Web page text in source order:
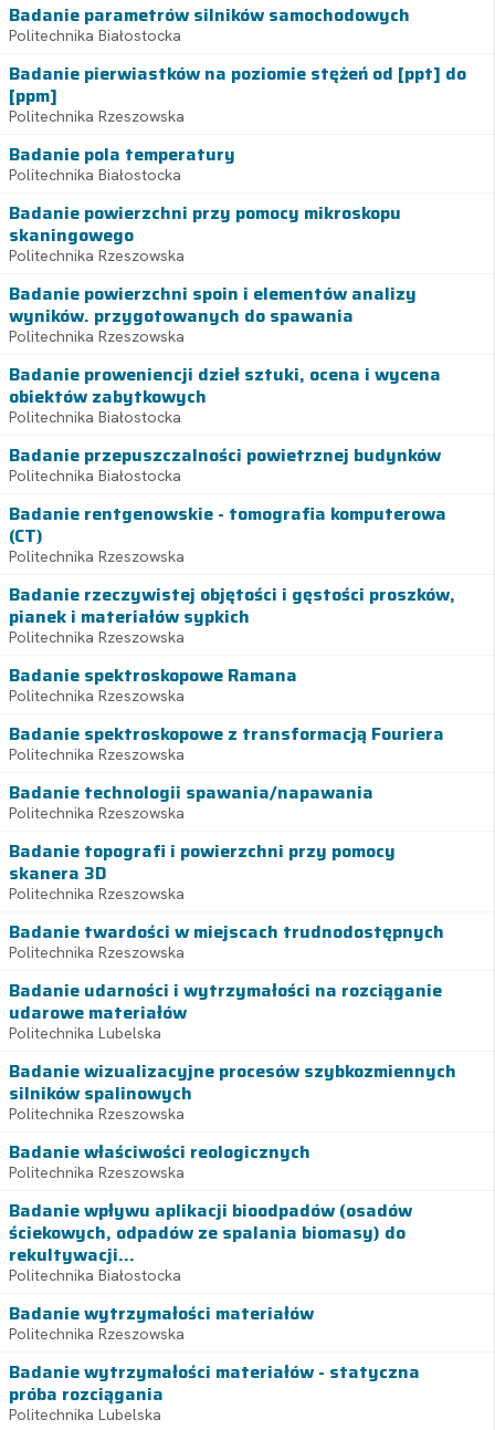
Badanie parametrów silników samochodowych
Politechnika Białostocka
Badanie pierwiastków na poziomie stężeń od [ppt] do
[ppm]
Politechnika Rzeszowska
Badanie pola temperatury
Politechnika Białostocka
Badanie powierzchni przy pomocy mikroskopu
skaningowego
Politechnika Rzeszowska
Badanie powierzchni spoin i elementów analizy
wyników. przygotowanych do spawania
Politechnika Rzeszowska
Badanie proweniencji dzieł sztuki, ocena i wycena
obiektów zabytkowych
Politechnika Białostocka
Badanie przepuszczalności powietrznej budynków
Politechnika Białostocka
Badanie rentgenowskie - tomografia komputerowa
(CT)
Politechnika Rzeszowska
Badanie rzeczywistej objętości i gęstości proszków,
pianek i materiałów sypkich
Politechnika Rzeszowska
Badanie spektroskopowe Ramana
Politechnika Rzeszowska
Badanie spektroskopowe z transformacją Fouriera
Politechnika Rzeszowska
Badanie technologii spawania/napawania
Politechnika Rzeszowska
Badanie topografi i powierzchni przy pomocy
skanera 3D
Politechnika Rzeszowska
Badanie twardości w miejscach trudnodostępnych
Politechnika Rzeszowska
Badanie udarności i wytrzymałości na rozciąganie
udarowe materiałów
Politechnika Lubelska
Badanie wizualizacyjne procesów szybkozmiennych
silników spalinowych
Politechnika Rzeszowska
Badanie właściwości reologicznych
Politechnika Rzeszowska
Badanie wpływu aplikacji bioodpadów (osadów
ściekowych, odpadów ze spalania biomasy) do
rekultywacji...
Politechnika Białostocka
Badanie wytrzymałości materiałów
Politechnika Rzeszowska
Badanie wytrzymałości materiałów - statyczna
próba rozciągania
Politechnika Lubelska